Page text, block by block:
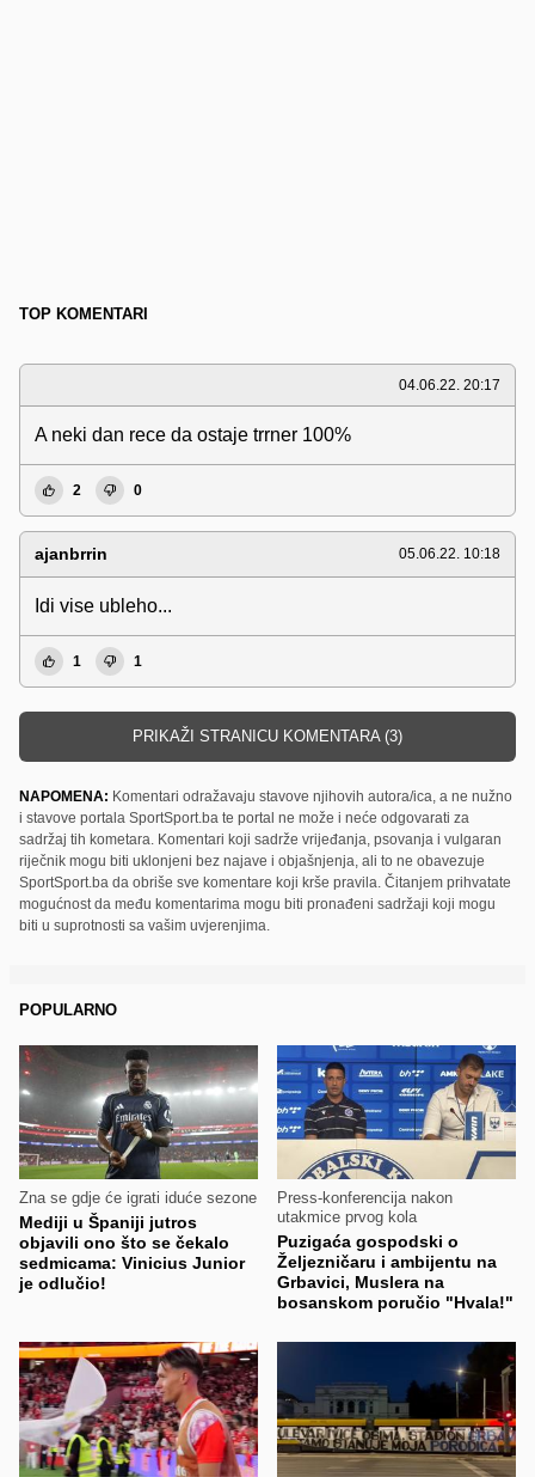
TOP KOMENTARI
04.06.22. 20:17
A neki dan rece da ostaje trrner 100%
2 0
ajanbrrin 05.06.22. 10:18
Idi vise ubleho...
1 1
PRIKAŽI STRANICU KOMENTARA (3)
NAPOMENA: Komentari odražavaju stavove njihovih autora/ica, a ne nužno
i stavove portala SportSport.ba te portal ne može i neće odgovarati za
sadržaj tih kometara. Komentari koji sadrže vrijeđanja, psovanja i vulgaran
riječnik mogu biti uklonjeni bez najave i objašnjenja, ali to ne obavezuje
SportSport.ba da obriše sve komentare koji krše pravila. Čitanjem prihvatate
mogućnost da među komentarima mogu biti pronađeni sadržaji koji mogu
biti u suprotnosti sa vašim uvjerenjima.
POPULARNO
Zna se gdje će igrati iduće sezone
Mediji u Španiji jutros
objavili ono što se čekalo
sedmicama: Vinicius Junior
je odlučio!
Press-konferencija nakon
utakmice prvog kola
Puzigaća gospodski o
Željezničaru i ambijentu na
Grbavici, Muslera na
bosanskom poručio "Hvala!"